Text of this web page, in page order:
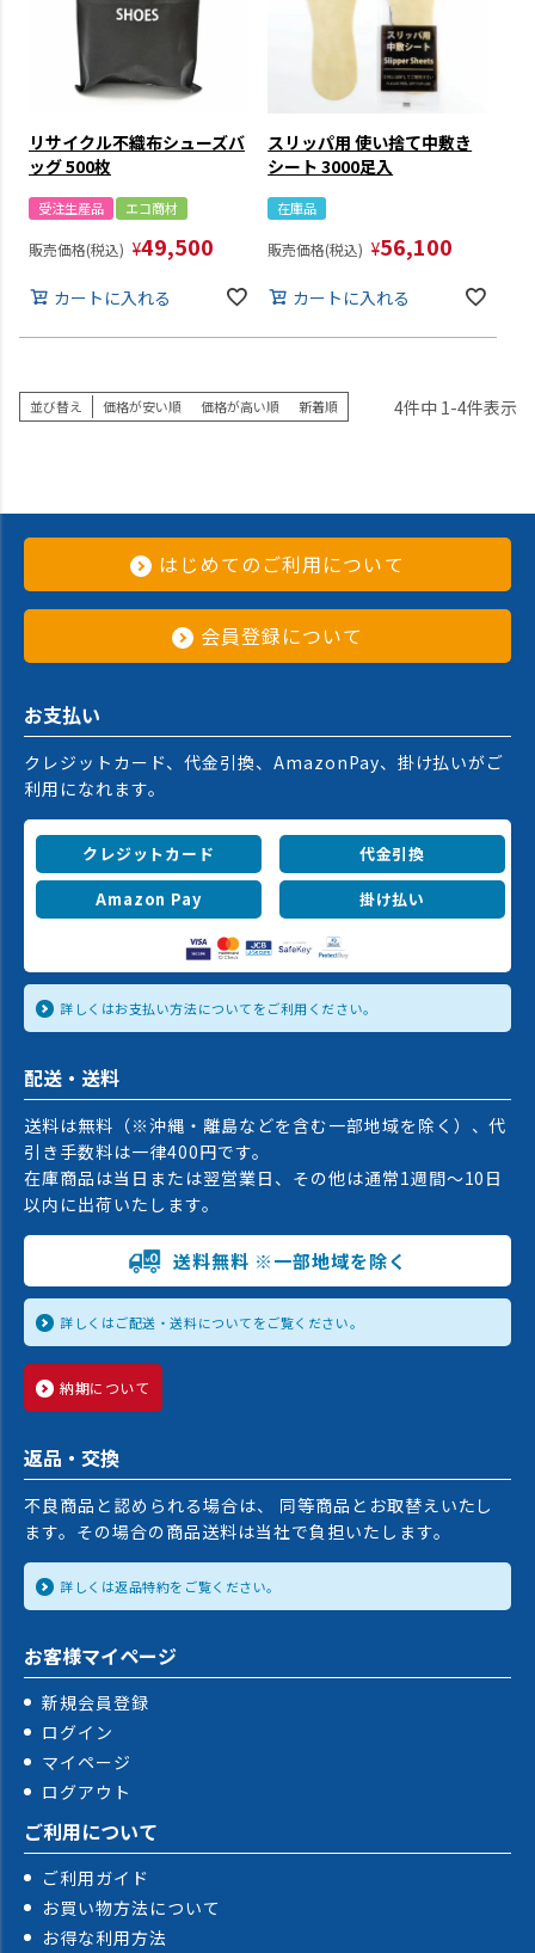
リサイクル不織布シューズバ
ッグ 500枚
受注生産品 エコ商材
販売価格(税込) ¥49,500
カートに入れる
スリッパ用 使い捨て中敷き
シート 3000足入
在庫品
販売価格(税込) ¥56,100
カートに入れる
並び替え 価格が安い順 価格が高い順 新着順 4件中 1 -4件表示
はじめてのご利用について
会員登録について
お支払い
クレジットカード、代金引換、AmazonPay、掛け払いがご
利用になれます。
クレジットカード
代金引換
Amazon Pay
掛け払い
詳しくはお支払い方法についてをご利用ください。
配送・送料
送料は無料（※沖縄・離島などを含む一部地域を除く）、代
引き手数料は一律400円です。
在庫商品は当日または翌営業日、その他は通常1週間〜10日
以内に出荷いたします。
送料無料 ※一部地域を除く
詳しくはご配送・送料についてをご覧ください。
納期について
返品・交換
不良商品と認められる場合は、 同等商品とお取替えいたし
ます。その場合の商品送料は当社で負担いたします。
詳しくは返品特約をご覧ください。
お客様マイページ
新規会員登録
ログイン
マイページ
ログアウト
ご利用について
ご利用ガイド
お買い物方法について
お得な利用方法